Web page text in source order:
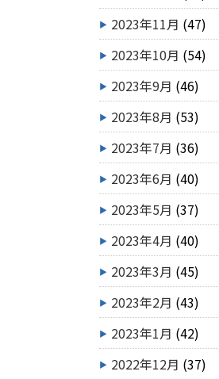
2023年11月 (47)
2023年10月 (54)
2023年9月 (46)
2023年8月 (53)
2023年7月 (36)
2023年6月 (40)
2023年5月 (37)
2023年4月 (40)
2023年3月 (45)
2023年2月 (43)
2023年1月 (42)
2022年12月 (37)